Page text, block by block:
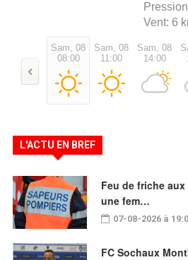
Vent: 6
Sam, 08
08:00
Sam, 08
11:00
Sam, 08
14:00
L'ACTU EN BREF
Feu de friche
une fem…
07-08-2026 à
FC Sochaux